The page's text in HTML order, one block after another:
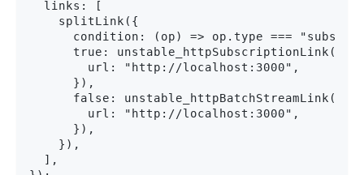
  links: [
    splitLink({
condition: (op) => op.type ===
      true: unstable_httpSubscriptionLink({
        url: "http://localhost:3000",
      }),
      false: unstable_httpBatchStreamLink({
        url: "http://localhost:3000",
      }),
    }),
  ],